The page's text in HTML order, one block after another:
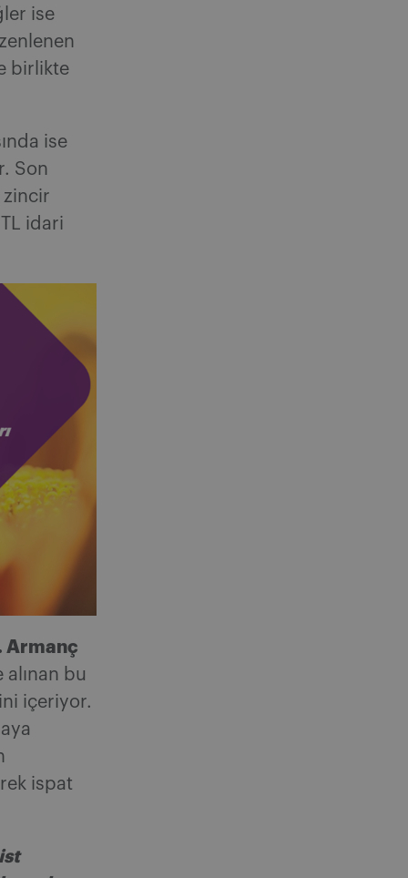
ise
birlikte
ise
Son
zincir
idari
Armanç
bu
içeriyor.
ispat